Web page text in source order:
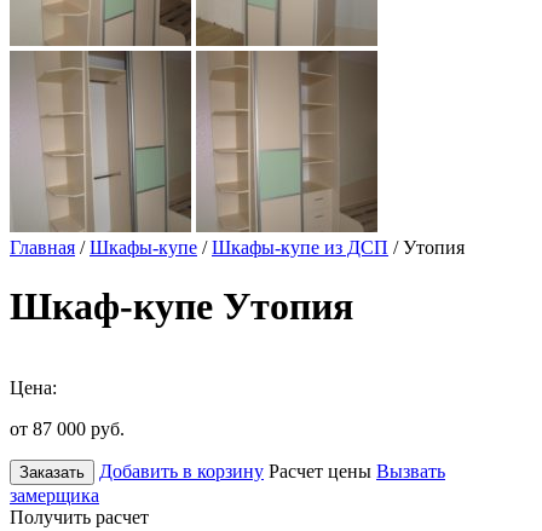
Главная /Шкафы-купе /Шкафы-купе из ДСП / Утопия
Шкаф-купе Утопия
Цена:
от 87 000 руб.
Заказать Добавить в корзину Расчет цены Вызвать
замерщика
Получить расчет